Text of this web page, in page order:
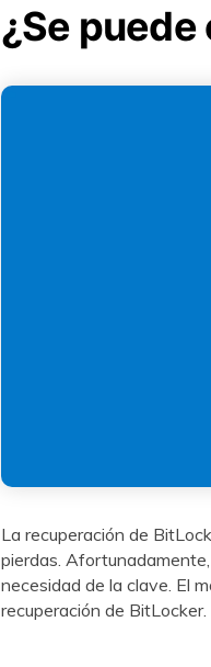
¿Se
La recuperación de
pierdas.
necesidad de la clave. El
recuperación de BitLocker.